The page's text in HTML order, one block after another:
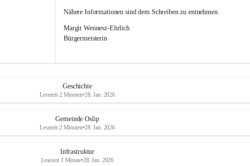
Nähere Informationen sind dem Schreiben zu entnehmen.
Margit Wennesz-Ehrlich
Bürgermeisterin
Geschichte
Lesezeit 2 Minuten•28. Jan. 2026
Gemeinde Oslip
Lesezeit 2 Minuten•28. Jan. 2026
Infrastruktur
Lesezeit 1 Minute•28. Jan. 2026